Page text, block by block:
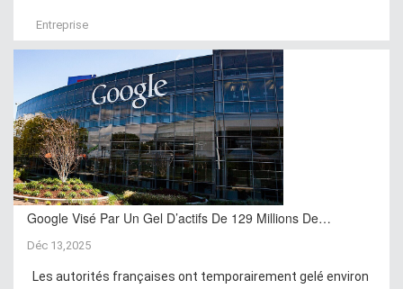
Entreprise
Google Visé Par Un Gel D’actifs De 129 Millions De…
Déc 13,2025
Les autorités françaises ont temporairement gelé environ